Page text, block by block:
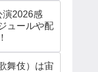
演2026感
ュールや配
舞伎）は宙